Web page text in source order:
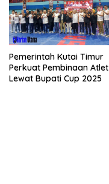
Pemerintah Kutai Timur
Perkuat Pembinaan Atlet
Lewat Bupati Cup 2025